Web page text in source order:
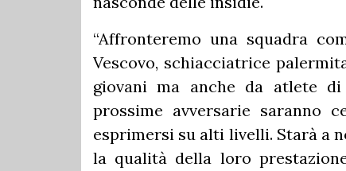
“Affronteremo una squadra
Vescovo, schiacciatrice
giovani ma anche da atlete
prossime avversarie saranno
esprimersi su alti livelli. Starà a
la qualità della loro